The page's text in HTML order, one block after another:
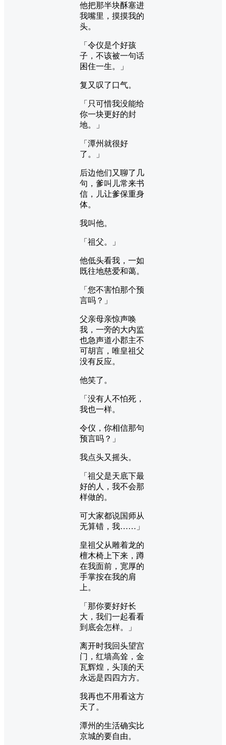
他把那半块酥塞进
我嘴里，摸摸我的
头。
「令仪是个好孩
子，不该被一句话
困住一生。」
复又叹了口气。
「只可惜我没能给
你一块更好的封
地。」
「潭州就很好
了。」
后边他们又聊了几
句，爹叫儿常来书
信，儿让爹保重身
体。
我叫他。
「祖父。」
他低头看我，一如
既往地慈爱和蔼。
「您不害怕那个预
言吗？」
父亲母亲惊声唤
我，一旁的大内监
也急声道小郡主不
可胡言，唯皇祖父
没有反应。
他笑了。
「没有人不怕死，
我也一样。
令仪，你相信那句
预言吗？」
我点头又摇头。
「祖父是天底下最
好的人，我不会那
样做的。
可大家都说国师从
无算错，我……」
皇祖父从雕着龙的
檀木椅上下来，蹲
在我面前，宽厚的
手掌按在我的肩
上。
「那你要好好长
大，我们一起看看
到底会怎样。」
离开时我回头望宫
门，红墙高耸，金
瓦辉煌，头顶的天
永远是四四方方。
我再也不用看这方
天了。
潭州的生活确实比
京城的要自由。